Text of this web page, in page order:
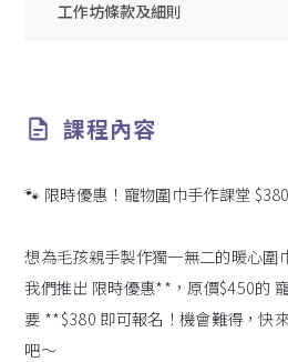
工作坊條款及細則
課程內容
🐾 限時優惠！寵物圍巾手作課堂
想為毛孩親手製作獨一無二的暖心圍
我們推出 限時優惠**，原價$450的
要 **$380 即可報名！機會難得，快
吧～